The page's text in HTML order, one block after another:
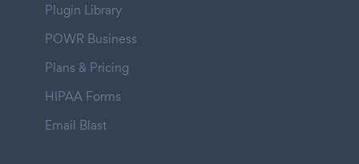
Plugin Library
POWR Business
Plans & Pricing
HIPAA Forms
Email Blast